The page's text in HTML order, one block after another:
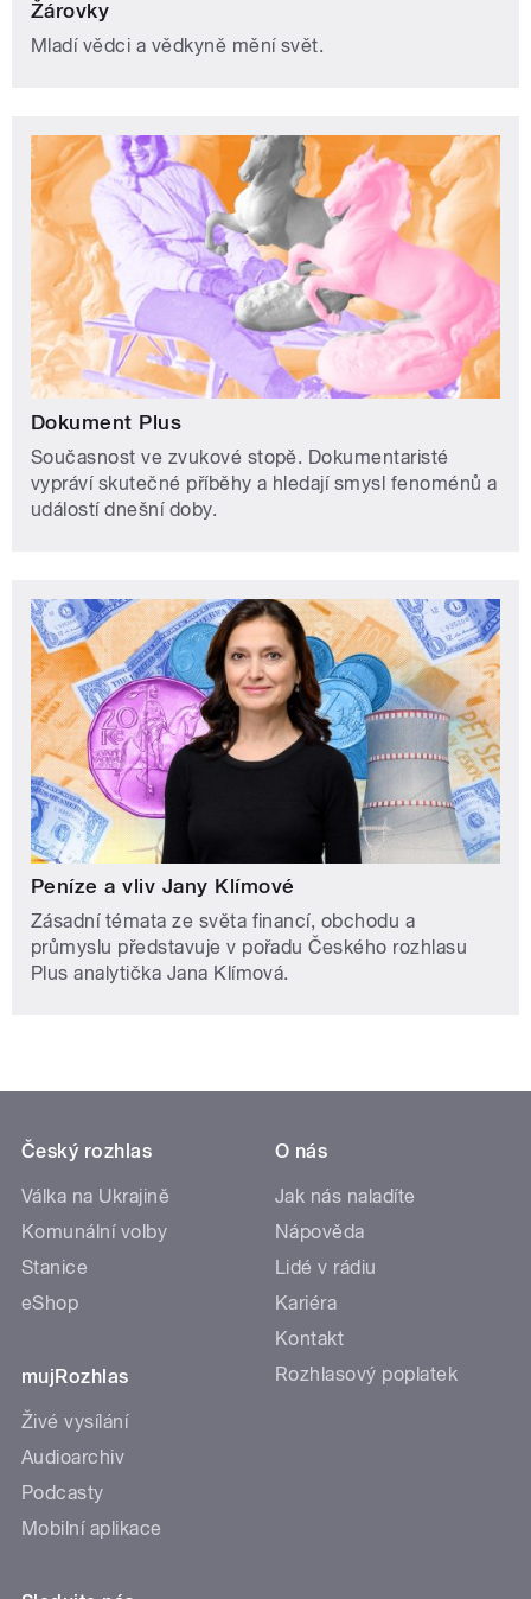
Žárovky
Mladí vědci a vědkyně mění svět.
Dokument Plus
Současnost ve zvukové stopě. Dokumentaristé
vypráví skutečné příběhy a hledají smysl fenoménů a
událostí dnešní doby.
Peníze a vliv Jany Klímové
Zásadní témata ze světa financí, obchodu a
průmyslu představuje v pořadu Českého rozhlasu
Plus analytička Jana Klímová.
Český rozhlas
Válka na Ukrajině
Komunální volby
Stanice
eShop
mujRozhlas
Živé vysílání
Audioarchiv
Podcasty
Mobilní aplikace
O nás
Jak nás naladíte
Nápověda
Lidé v rádiu
Kariéra
Kontakt
Rozhlasový poplatek